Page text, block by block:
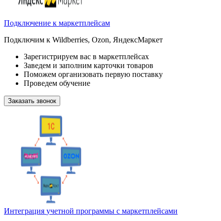
Подключение к маркетплейсам
Подключим к Wildberries, Ozon, ЯндексМаркет
Зарегистрируем вас в маркетплейсах
Заведем и заполним карточки товаров
Поможем организовать первую поставку
Проведем обучение
Заказать звонок
Интеграция учетной программы с маркетплейсами